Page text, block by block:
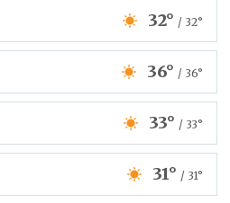
32° / 32°
36° / 36°
33° / 33°
31° / 31°